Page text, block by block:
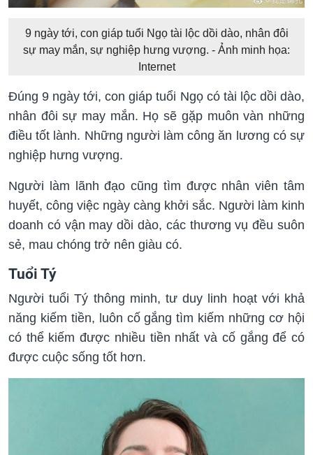
9 ngày tới, con giáp tuổi Ngọ tài lộc dồi dào, nhân đôi
sự may mắn, sự nghiệp hưng vượng. - Ảnh minh họa:
Internet
Đúng 9 ngày tới, con giáp tuổi Ngọ có tài lộc dồi dào,
nhân đôi sự may mắn. Họ sẽ gặp muôn vàn những
điều tốt lành. Những người làm công ăn lương có sự
nghiệp hưng vượng.
Người làm lãnh đạo cũng tìm được nhân viên tâm
huyết, công việc ngày càng khởi sắc. Người làm kinh
doanh có vận may dồi dào, các thương vụ đều suôn
sẻ, mau chóng trở nên giàu có.
Tuổi Tý
Người tuổi Tý thông minh, tư duy linh hoạt với khả
năng kiếm tiền, luôn cố gắng tìm kiếm những cơ hội
có thể kiếm được nhiều tiền nhất và cố gắng để có
được cuộc sống tốt hơn.